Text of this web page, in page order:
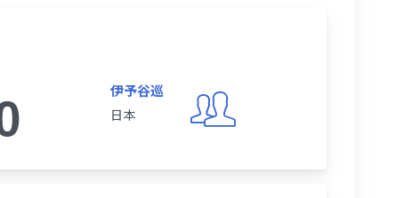
伊予谷巡
日本